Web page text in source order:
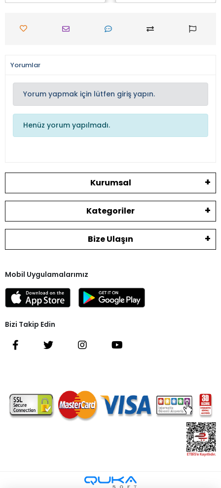
Yorumlar
Yorum yapmak için lütfen giriş yapın.
Henüz yorum yapılmadı.
Kurumsal
Kategoriler
Bize Ulaşın
Mobil Uygulamalarımız
Bizi Takip Edin